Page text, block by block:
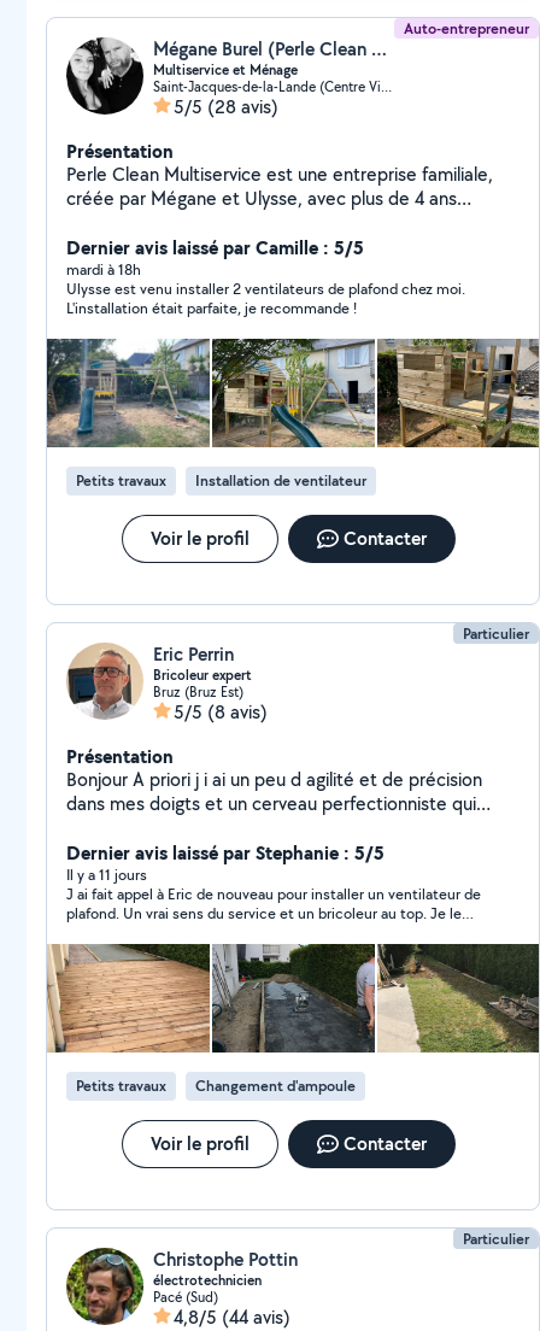
Auto-entrepreneur
Mégane Burel (Perle Clean Multiservice)
Multiservice et Ménage
Saint-Jacques-de-la-Lande (Centre Ville)
5/5 (28 avis)
Présentation
Perle Clean Multiservice est une entreprise familiale,
créée par Mégane et Ulysse, avec plus de 4 ans
ménage, nettoyage, accompagnement, petits travaux,
montage de meubles et débarras. Notre engagement :
vous offrir un service fiable, soigné et personnalisé,
avec le sourire et le souci du travail bien fait.
Dernier avis laissé par Camille : 5/5
mardi à 18h
Ulysse est venu installer 2 ventilateurs de plafond chez moi.
L'installation était parfaite, je recommande !
Petits travaux Installation de ventilateur
Voir le profil Contacter
Particulier
Eric Perrin
Bricoleur expert
Bruz (Bruz Est)
5/5 (8 avis)
Présentation
Bonjour A priori j i ai un peu d agilité et de précision
dans mes doigts et un cerveau perfectionniste qui
est pourquoi je propose mes services pour des
bricolages
Dernier avis laissé par Stephanie : 5/5
Il y a 11 jours
J ai fait appel à Eric de nouveau pour installer un ventilateur de
plafond. Un vrai sens du service et un bricoleur au top. Je le
Petits travaux Changement d'ampoule
Voir le profil Contacter
Particulier
Christophe Pottin
électrotechnicien
Pacé (Sud)
4,8/5 (44 avis)